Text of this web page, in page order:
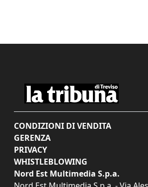
CONDIZIONI DI VENDITA
GERENZA
PRIVACY
WHISTLEBLOWING
Nord Est Multimedia S.p.a.